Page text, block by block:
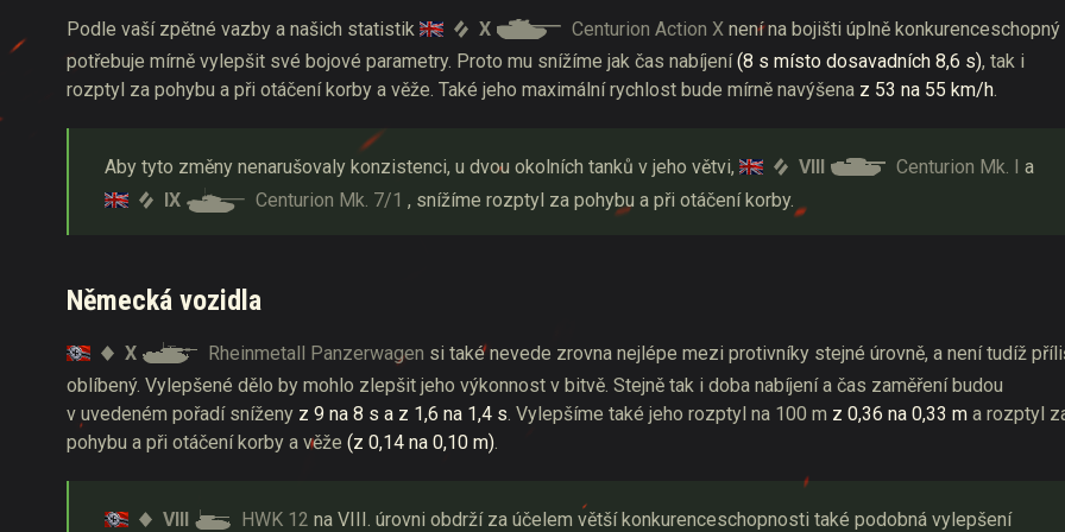
Podle vaší zpětné vazby a našich statistik X Centurion Action X není na bojišti úplně konkurenceschopný
potřebuje mírně vylepšit své bojové parametry. Proto mu snížíme jak čas nabíjení(8 s místo dosavadních 8,6 s), tak i
rozptyl za pohybu a při otáčení korby a věže. Také jeho maximální rychlost bude mírně navýšena z 53 na 55 km/h.
Aby tyto změny nenarušovaly konzistenci, u dvou okolních tanků v jeho větvi, VIII Centurion Mk. I a
IX
Centurion Mk. 7/1 , snížíme rozptyl za pohybu a při otáčení korby.
Německá vozidla
X Rheinmetall Panzerwagen si také nevede zrovna nejlépe mezi protivníky stejné úrovně, a není tudíž
oblíbený. Vylepšené dělo by mohlo zlepšit jeho výkonnost v bitvě. Stejně tak i doba nabíjení a čas zaměření budou
v uvedeném pořadí sníženy z 9 na 8 s a z 1,6 na 1,4 s. Vylepšíme také jeho rozptyl na 100 m z 0,36 na 0,33 m a rozptyl
pohybu a při otáčení korby a věže (z 0,14 na 0,10 m).
VIII HWK 12 na VIII. úrovni obdrží za účelem větší konkurenceschopnosti také podobná vylepšení